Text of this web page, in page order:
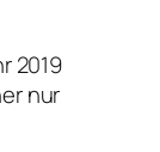
2019
nur